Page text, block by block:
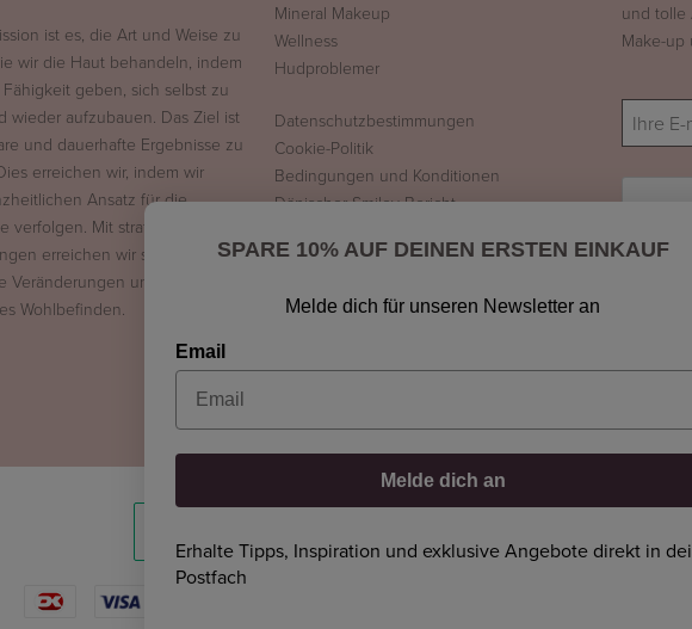
ist es, die Art und Weise zu
wir die Haut behandeln, indem
geben, sich selbst zu
wieder aufzubauen. Das Ziel ist
und dauerhafte Ergebnisse zu
erreichen wir, indem wir
Ansatz für die
verfolgen. Mit strategischen
erreichen wir sichtbare,
Veränderungen und ein
Wohlbefinden.
Mineral Makeup
Wellness
Hudproblemer
Datenschutzbestimmungen
Cookie-Politik
Bedingungen und Konditionen
Dänischer Smiley-Bericht
und tolle
Make-up
E-
mail
SPARE 10% AUF DEINEN ERSTEN EINKAUF
Melde dich für unseren Newsletter an
Email
Melde dich an
Erhalte Tipps, Inspiration und exklusive Angebote direkt in
Postfach